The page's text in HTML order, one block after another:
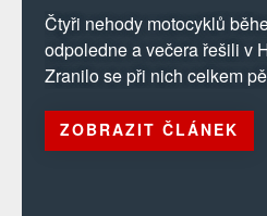
Čtyři nehody motocyklů
odpoledne a večera řešili v
Zranilo se při nich celkem
ZOBRAZIT ČLÁNEK